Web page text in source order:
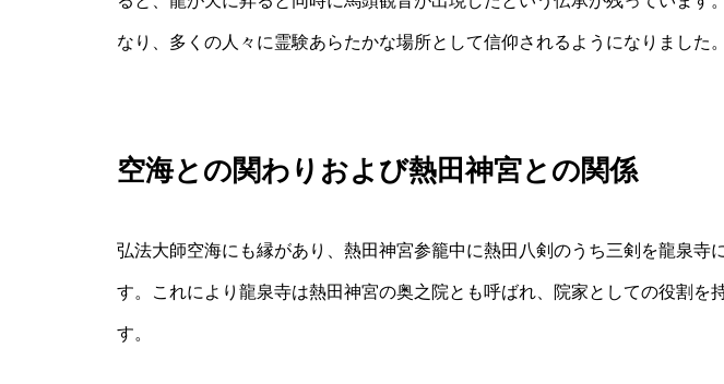
なり、多くの人々に霊験あらたかな場所として信仰されるようになりました。
空海との関わりおよび熱田神宮との関係
弘法大師空海にも縁があり、熱田神宮参籠中に熱田八剣のうち三剣を龍泉寺
す。これにより龍泉寺は熱田神宮の奥之院とも呼ばれ、院家としての役割を
す。